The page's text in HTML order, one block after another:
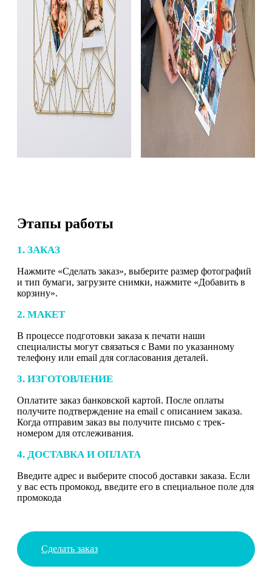
Этапы работы
1. ЗАКАЗ
Нажмите «Сделать заказ», выберите размер фотографий
и тип бумаги, загрузите снимки, нажмите «Добавить в
корзину».
2. МАКЕТ
В процессе подготовки заказа к печати наши
специалисты могут связаться с Вами по указанному
телефону или email для согласования деталей.
3. ИЗГОТОВЛЕНИЕ
Оплатите заказ банковской картой. После оплаты
получите подтверждение на email с описанием заказа.
Когда отправим заказ вы получите письмо с трек-
номером для отслеживания.
4. ДОСТАВКА И ОПЛАТА
Введите адрес и выберите способ доставки заказа. Если
у вас есть промокод, введите его в специальное поле для
промокода
Сделать заказ